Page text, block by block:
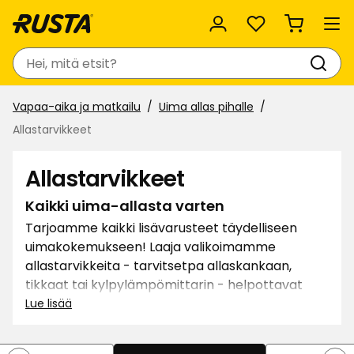
Suosikit
Haku
Vapaa-aika ja matkailu
Uima allas pihalle
Allastarvikkeet
Allastarvikkeet
Kaikki uima-allasta varten
Tarjoamme kaikki lisävarusteet täydelliseen
uimakokemukseen! Laaja valikoimamme
allastarvikkeita - tarvitsetpa allaskankaan,
tikkaat tai kylpylämpömittarin - helpottavat
altaassa oloa ja auttavat suojaamaan allasta
ja lisää turvallisuutta - sijoita hyviin
Lue lisää